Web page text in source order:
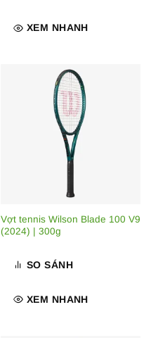
XEM NHANH
Vợt tennis Wilson Blade 100 V9
(2024) | 300g
SO SÁNH
XEM NHANH